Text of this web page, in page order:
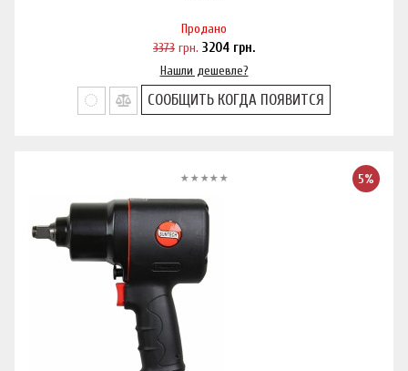
Продано
3373 грн. 3204 грн.
Нашли дешевле?
СООБЩИТЬ КОГДА ПОЯВИТСЯ
5%